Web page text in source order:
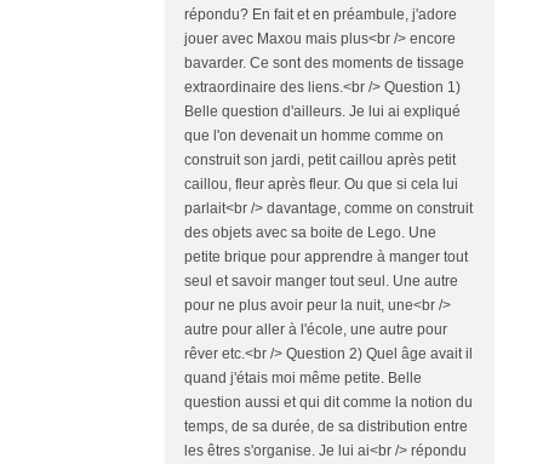
répondu? En fait et en préambule, j'adore
jouer avec Maxou mais plus<br /> encore
bavarder. Ce sont des moments de tissage
extraordinaire des liens.<br /> Question 1)
Belle question d'ailleurs. Je lui ai expliqué
que l'on devenait un homme comme on
construit son jardi, petit caillou après petit
caillou, fleur après fleur. Ou que si cela lui
parlait<br /> davantage, comme on construit
des objets avec sa boite de Lego. Une
petite brique pour apprendre à manger tout
seul et savoir manger tout seul. Une autre
pour ne plus avoir peur la nuit, une<br />
autre pour aller à l'école, une autre pour
rêver etc.<br /> Question 2) Quel âge avait il
quand j'étais moi même petite. Belle
question aussi et qui dit comme la notion du
temps, de sa durée, de sa distribution entre
les êtres s'organise. Je lui ai<br /> répondu